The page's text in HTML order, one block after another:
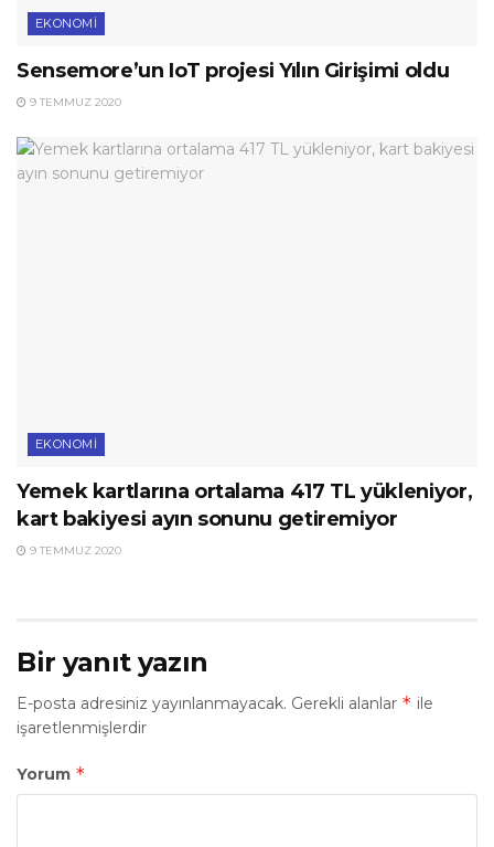
EKONOMI
Sensemore’un IoT projesi Yılın Girişimi oldu
9 TEMMUZ 2020
EKONOMI
Yemek kartlarına ortalama 417 TL yükleniyor,
kart bakiyesi ayın sonunu getiremiyor
9 TEMMUZ 2020
Bir yanıt yazın
E-posta adresiniz yayınlanmayacak. Gerekli alanlar * ile
işaretlenmişlerdir
Yorum *